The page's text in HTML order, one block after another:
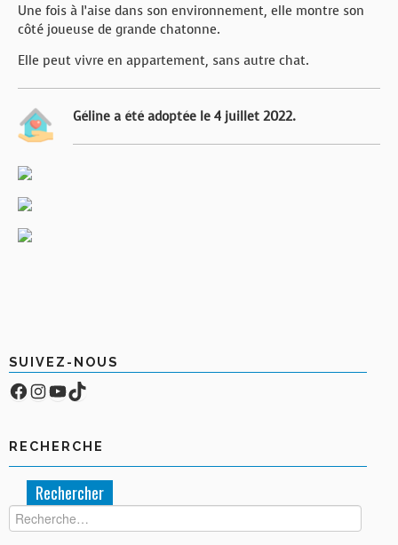
Une fois à l’aise dans son environnement, elle montre son
côté joueuse de grande chatonne.
Elle peut vivre en appartement, sans autre chat.
Géline a été adoptée le 4 juillet 2022.
SUIVEZ-NOUS
Facebook
Compte Instagram
YouTube
TikTok
RECHERCHE
Rechercher :